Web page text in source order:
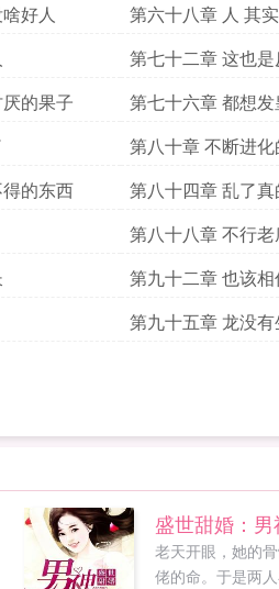
好人
第六十八章 人 其
第七十二章 这也
的果子
第七十六章 都想
第八十章 不断进
的东西
第八十四章 乱了
第八十八章 不行
第九十二章 也该相
第九十五章 龙没
盛世甜婚：
老天开眼，她的
佬的命。于是两